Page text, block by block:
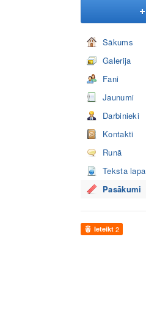
Sākums
Galerija
Fani
Jaunumi
Darbinieki
Kontakti
Runā
Teksta lapa
Pasākumi
Ieteikt 2